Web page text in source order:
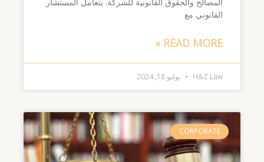
القانوني مع
READ MORE »
H&Z Law يوليو 18, 2024
CORPORATE